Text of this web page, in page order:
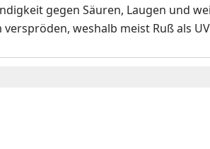
gegen Säuren, Laugen und
weshalb meist Ruß als